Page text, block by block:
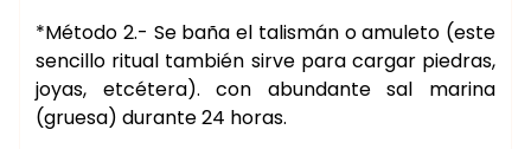
*Método 2.- Se baña el talismán o amuleto (este
sencillo ritual también sirve para cargar piedras,
joyas, etcétera). con abundante sal marina
(gruesa) durante 24 horas.